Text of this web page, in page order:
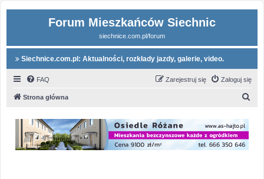
Forum Mieszkańców Siechnic
siechnice.com.pl/forum
Siechnice.com.pl: Aktualności, rozkłady jazdy, galerie, video.
FAQ Zaloguj się
Zarejestruj się
Strona główna